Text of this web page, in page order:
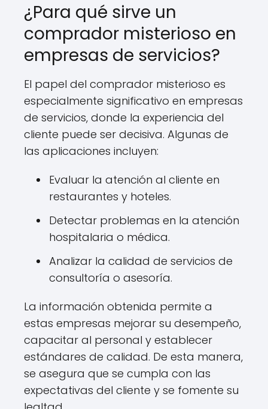
¿Para qué sirve un
comprador misterioso en
empresas de servicios?
El papel del comprador misterioso es
especialmente significativo en empresas
de servicios, donde la experiencia del
cliente puede ser decisiva. Algunas de
las aplicaciones incluyen:
Evaluar la atención al cliente en
restaurantes y hoteles.
Detectar problemas en la atención
hospitalaria o médica.
Analizar la calidad de servicios de
consultoría o asesoría.
La información obtenida permite a
estas empresas mejorar su desempeño,
capacitar al personal y establecer
estándares de calidad. De esta manera,
se asegura que se cumpla con las
expectativas del cliente y se fomente su